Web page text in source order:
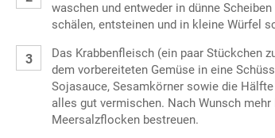
waschen und entweder in dünne
schälen, entsteinen und in kleine Würfel
Das Krabbenfleisch (ein paar Stückchen
dem vorbereiteten Gemüse in eine
Sojasauce, Sesamkörner sowie die
alles gut vermischen. Nach Wunsch
Meersalzflocken bestreuen.